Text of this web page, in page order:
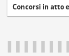
Concorsi in atto